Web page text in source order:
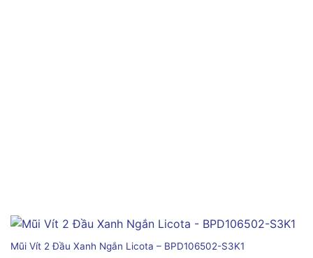
Mũi Vít 2 Đầu Xanh Ngắn Licota – BPD106502-S3K1